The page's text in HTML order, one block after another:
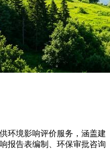
环境影响评价服务，涵盖建
报告表编制、环保审批咨询